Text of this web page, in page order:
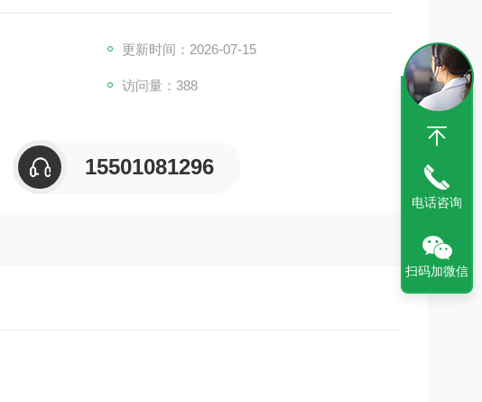
更新时间：2026-07-15
访问量：388
15501081296
电话咨询
扫码加微信